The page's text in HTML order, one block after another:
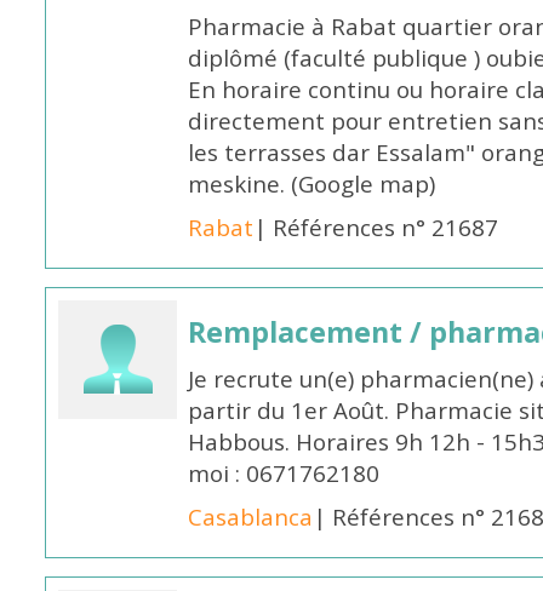
Pharmacie à Rabat quartier
diplômé (faculté publique )
En horaire continu ou horaire
directement pour entretien
les terrasses dar Essalam"
meskine. (Google map)
Rabat | Références n° 21687
Remplacement /
Je recrute un(e)
partir du 1er Août. Pharmacie
Habbous. Horaires 9h 12h -
moi : 0671762180
Casablanca | Références n°